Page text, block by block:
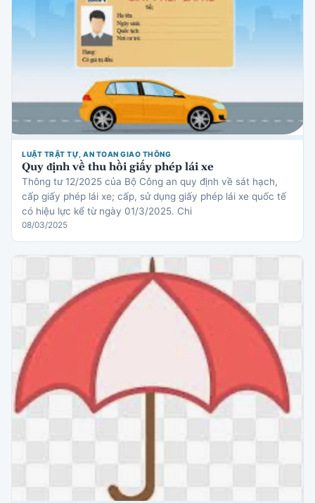
LUẬT TRẬT TỰ, AN TOAN GIAO THÔNG
Quy định về thu hồi giấy phép lái xe
Thông tư 12/2025 của Bộ Công an quy định về sát hạch,
cấp giấy phép lái xe; cấp, sử dụng giấy phép lái xe quốc tế
có hiệu lực kể từ ngày 01/3/2025. Chi
08/03/2025